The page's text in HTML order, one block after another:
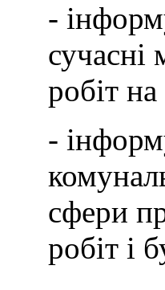
-
сучасні
робіт
-
сфери
робіт і